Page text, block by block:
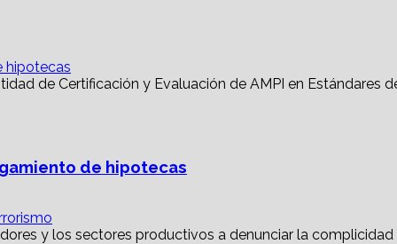
hipotecas
de hipotecas